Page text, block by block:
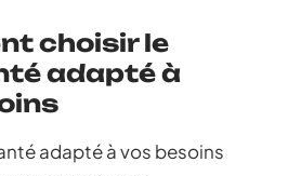
choisir le
adapté à
adapté à vos besoins